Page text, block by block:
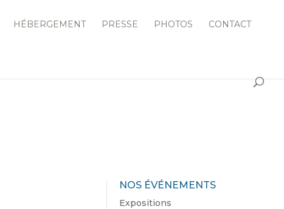
HÉBERGEMENT PRESSE PHOTOS CONTACT
NOS ÉVÉNEMENTS
Expositions